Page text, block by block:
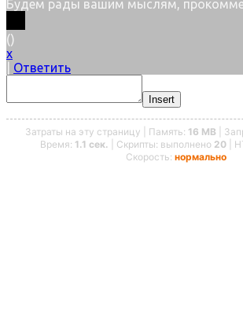
Будем рады вашим мыслям,
()
x
Ответить
Insert
Затраты на эту страницу | Память: 16 MB |
Время: 1.1 сек. | Скрипты: выполнено 20|
Скорость: нормально